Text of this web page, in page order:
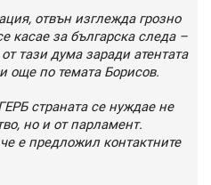
отвън изглежда грозно
касае за българска следа –
тази дума заради атентата
още по темата Борисов.
страната се нуждае не
но и от парламент.
е предложил контактните